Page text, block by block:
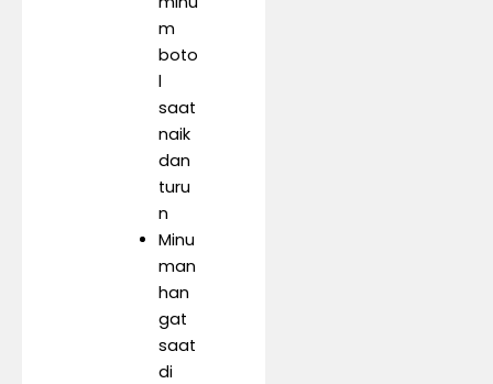
m
boto
l
saat
naik
dan
turu
n
Minu
man
han
gat
saat
di